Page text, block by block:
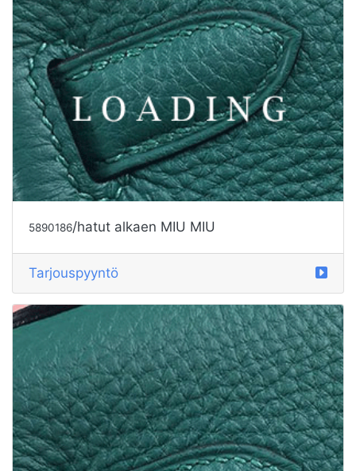
5890187/hatut alkaen MUOTI YLELLISYYTTÄ
Tarjouspyyntö